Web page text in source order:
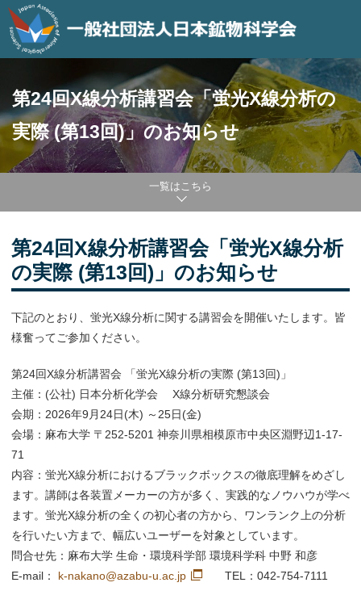
第24回X線分析講習会「蛍光X線分析の
実際 (第13回)」のお知らせ
一覧はこちら
第24回X線分析講習会「蛍光X線分析
の実際 (第13回)」のお知らせ
下記のとおり、蛍光X線分析に関する講習会を開催いたします。皆
様奮ってご参加ください。
第24回X線分析講習会 「蛍光X線分析の実際 (第13回)」
主催：(公社) 日本分析化学会 X線分析研究懇談会
会期：2026年9月24日(木) ～25日(金)
会場：麻布大学 〒252-5201 神奈川県相模原市中央区淵野辺1-17-
71
内容：蛍光X線分析におけるブラックボックスの徹底理解をめざし
ます。講師は各装置メーカーの方が多く、実践的なノウハウが学べ
ます。蛍光X線分析の全くの初心者の方から、ワンランク上の分析
を行いたい方まで、幅広いユーザーを対象としています。
問合せ先：麻布大学 生命・環境科学部 環境科学科 中野 和彦
E-mail： k-nakano@azabu-u.ac.jp TEL：042-754-7111